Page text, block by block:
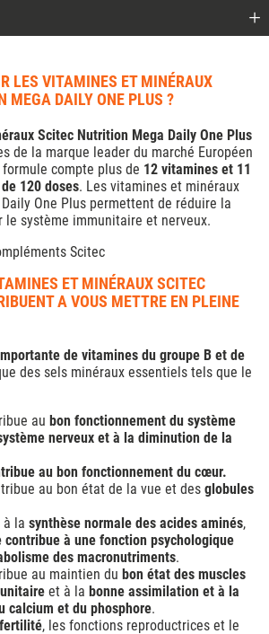
LES VITAMINES ET MINÉRAUX
MEGA DAILY ONE PLUS ?
Scitec Nutrition Mega Daily One Plus
de la marque leader du marché Européen
compte plus de 12 vitamines et 11
120 doses. Les vitamines et minéraux
One Plus permettent de réduire la
système immunitaire et nerveux.
Scitec
ET MINÉRAUX SCITEC
A VOUS METTRE EN PLEINE
de vitamines du groupe B et de
des sels minéraux essentiels tels que le
au bon fonctionnement du système
nerveux et à la diminution de la
au bon fonctionnement du cœur.
au bon état de la vue et des globules
la synthèse normale des acides aminés,
contribue à une fonction psychologique
des macronutriments.
au maintien du bon état des muscles
et à la bonne assimilation et à la
calcium et du phosphore.
, les fonctions reproductrices et le